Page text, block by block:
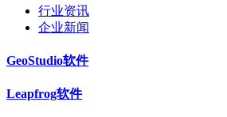
行业资讯
企业新闻
GeoStudio软件
Leapfrog软件